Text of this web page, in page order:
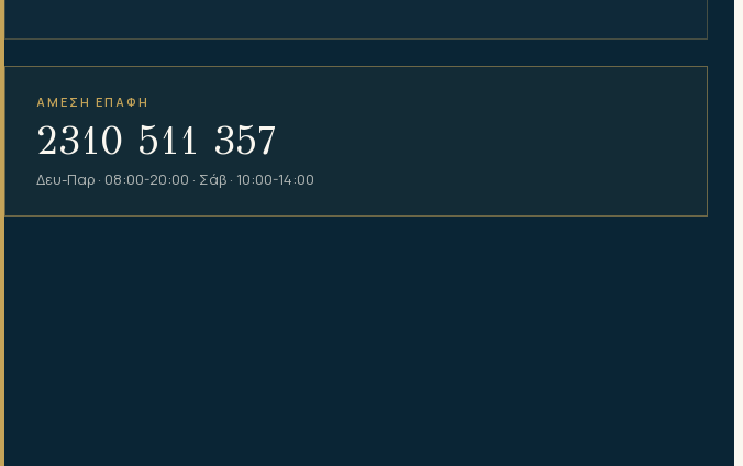
ΑΜΕΣΗ ΕΠΑΦΗ
2310 511 357
Δευ-Παρ · 08:00-20:00 · Σάβ · 10:00-14:00